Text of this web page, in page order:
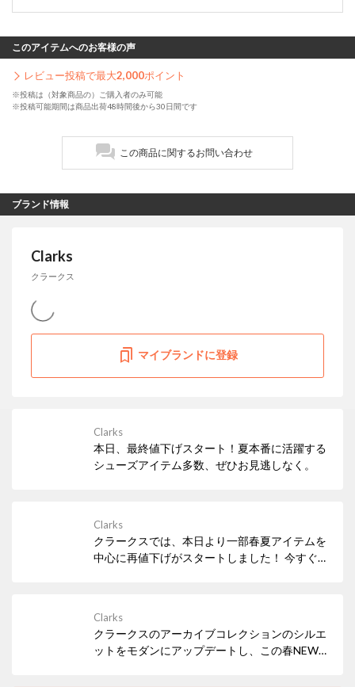
このアイテムへのお客様の声
レビュー投稿で最大2,000ポイント
※投稿は（対象商品の）ご購入者のみ可能
※投稿可能期間は商品出荷48時間後から30日間です
この商品に関するお問い合わせ
ブランド情報
Clarks
クラークス
マイブランドに登録
Clarks
本日、最終値下げスタート！夏本番に活躍する
シューズアイテム多数、ぜひお見逃しなく。
Clarks
クラークスでは、本日より一部春夏アイテムを
中心に再値下げがスタートしました！ 今すぐ履
Clarks
クラークスのアーカイブコレクションのシルエ
ットをモダンにアップデートし、この春NEW